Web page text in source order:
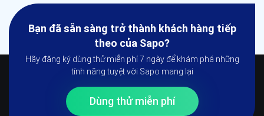
Bạn đã sẵn sàng trở thành khách hàng tiếp
theo của Sapo?
Hãy đăng ký dùng thử miễn phí 7 ngày để khám phá những
tính năng tuyệt vời Sapo mang lại
Dùng thử miễn phí